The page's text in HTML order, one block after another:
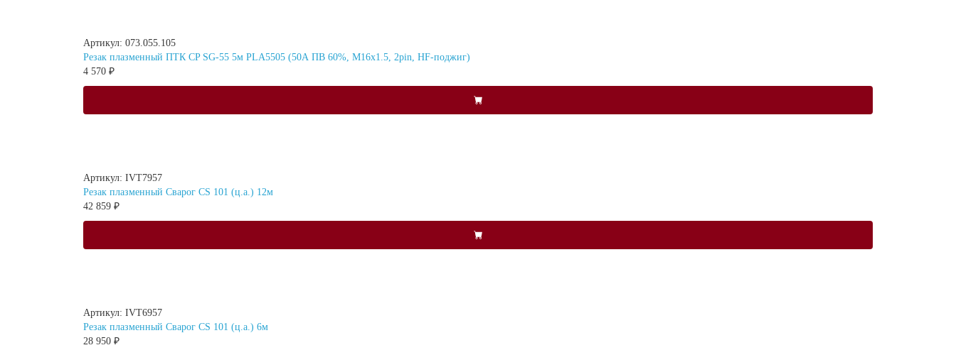
Артикул: 073.055.105
Резак плазменный ПТК CP SG-55 5м PLA5505 (50А ПВ 60%, M16x1.5, 2pin, HF-поджиг)
4 570 ₽
Артикул: IVT7957
Резак плазменный Сварог CS 101 (ц.а.) 12м
42 859 ₽
Артикул: IVT6957
Резак плазменный Сварог CS 101 (ц.а.) 6м
28 950 ₽